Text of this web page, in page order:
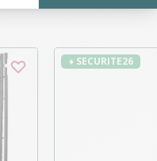
♦ SECURITE26